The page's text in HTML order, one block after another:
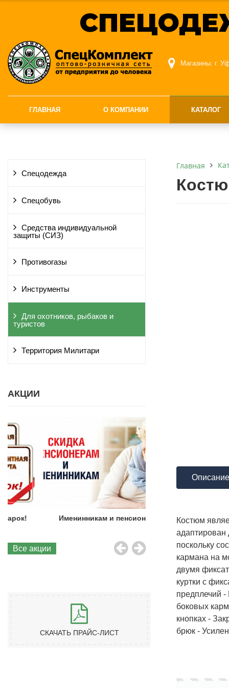
Магазины: г.
ГЛАВНАЯ О КОМПАНИИ КАТАЛОГ
Спецодежда
Спецобувь
Средства индивидуальной
защиты (СИЗ)
Противогазы
Инструменты
Для охотников, рыбаков и
туристов
Территория Милитари
АКЦИИ
Именинникам и пенсионерам! Бесплатная
Все акции
СКАЧАТЬ ПРАЙС-ЛИСТ
Главная
Описание
Костюм
адаптирован
поскольку
кармана на
двумя
куртки с
предплечий
боковых
кнопках -
брюк -